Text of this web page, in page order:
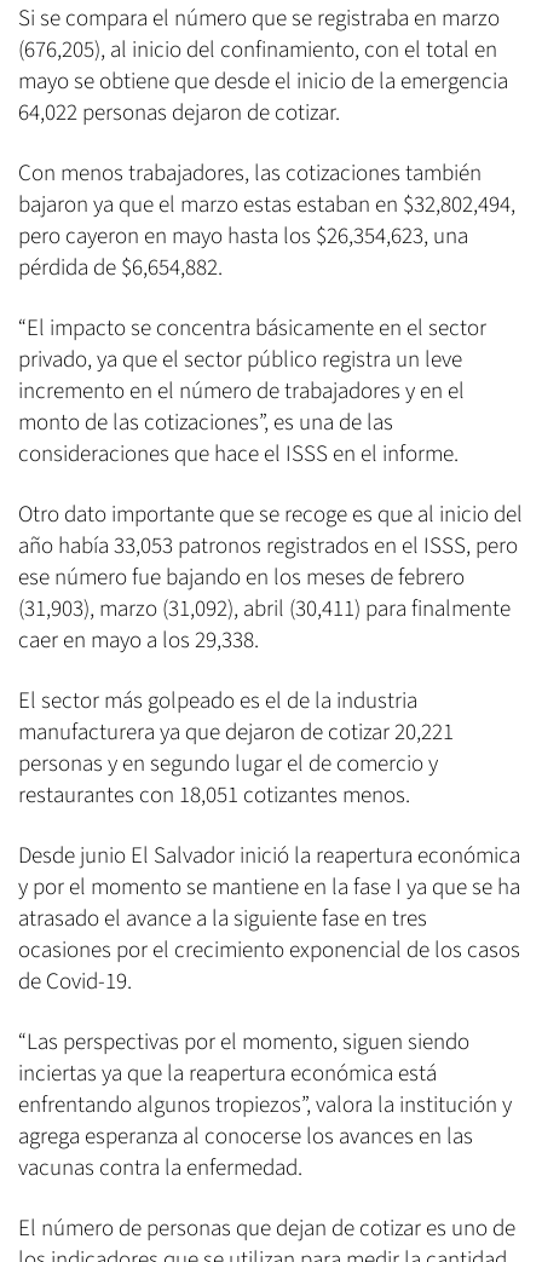
Si se compara el número que se registraba en marzo
(676,205), al inicio del confinamiento, con el total en
mayo se obtiene que desde el inicio de la emergencia
64,022 personas dejaron de cotizar.
Con menos trabajadores, las cotizaciones también
bajaron ya que el marzo estas estaban en $32,802,494,
pero cayeron en mayo hasta los $26,354,623, una
pérdida de $6,654,882.
“El impacto se concentra básicamente en el sector
privado, ya que el sector público registra un leve
incremento en el número de trabajadores y en el
monto de las cotizaciones”, es una de las
consideraciones que hace el ISSS en el informe.
Otro dato importante que se recoge es que al inicio del
año había 33,053 patronos registrados en el ISSS, pero
ese número fue bajando en los meses de febrero
(31,903), marzo (31,092), abril (30,411) para finalmente
caer en mayo a los 29,338.
El sector más golpeado es el de la industria
manufacturera ya que dejaron de cotizar 20,221
personas y en segundo lugar el de comercio y
restaurantes con 18,051 cotizantes menos.
Desde junio El Salvador inició la reapertura económica
y por el momento se mantiene en la fase I ya que se ha
atrasado el avance a la siguiente fase en tres
ocasiones por el crecimiento exponencial de los casos
de Covid-19.
“Las perspectivas por el momento, siguen siendo
inciertas ya que la reapertura económica está
enfrentando algunos tropiezos”, valora la institución y
agrega esperanza al conocerse los avances en las
vacunas contra la enfermedad.
El número de personas que dejan de cotizar es uno de